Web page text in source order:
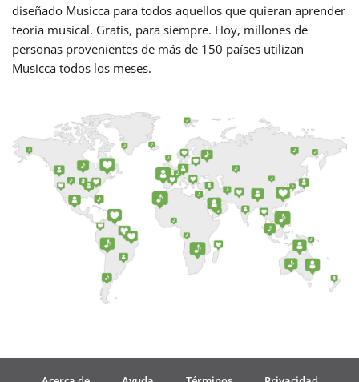
Русский
Tiếng Việt
Türkçe
繁體中文
diseñado Musicca para todos aquellos que quieran aprender
teoría musical. Gratis, para siempre. Hoy, millones de
personas provenientes de más de 150 países utilizan
Musicca todos los meses.